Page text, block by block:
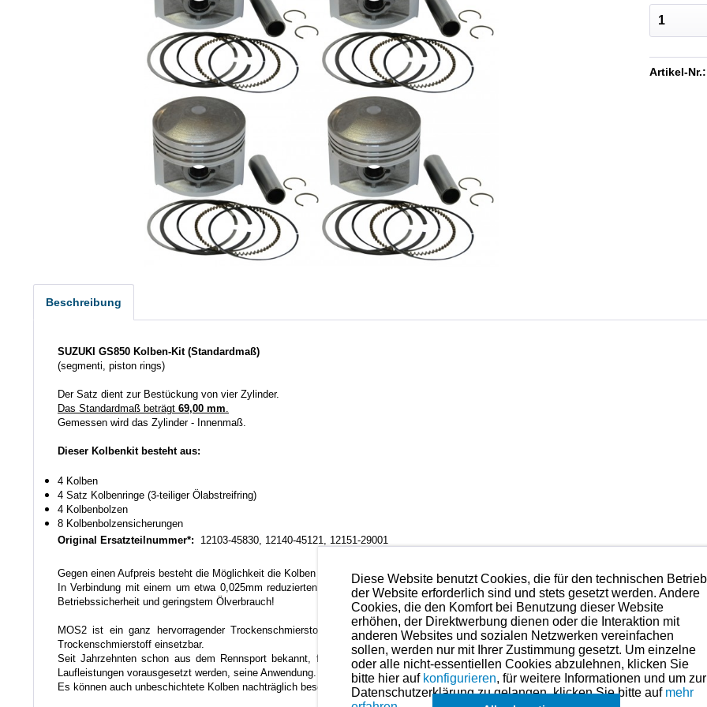
Artikel-Nr.:
Beschreibung
SUZUKI GS850 Kolben-Kit (Standardmaß)
(segmenti, piston rings)
Der Satz dient zur Bestückung von vier Zylinder.
Das Standardmaß beträgt 69,00 mm.
Gemessen wird das Zylinder - Innenmaß.
Dieser Kolbenkit besteht aus:
4 Kolben
4 Satz Kolbenringe (3-teiliger Ölabstreifring)
4 Kolbenbolzen
8 Kolbenbolzensicherungen
Original Ersatzteilnummer*: 12103-45830, 12140-45121, 12151-29001
Gegen einen Aufpreis besteht die Möglichkeit die Kolben noch nachträglich zu beschichten.
In Verbindung mit einem um etwa 0,025mm reduzierten Einbauspiel (durch die MOS2-Beschichtung möglich) ergibt sich damit die
Betriebssicherheit und geringstem Ölverbrauch!
MOS2 ist ein ganz hervorragender Trockenschmierstoff der auch Ölen als Schmierstoffverbesserer und für Notlaufeigenschaften
Trockenschmierstoff einsetzbar.
Seit Jahrzehnten schon aus dem Rennsport bekannt, findet diese Art der Beschichtung auch in der Serie bei qualitätsbewussten
Laufleistungen vorausgesetzt werden, seine Anwendung.
Es können auch unbeschichtete Kolben nachträglich beschichtet werden. Hier muss man jedoch mit einem Preis von ca. 40-60 Euro pro
Diese Website benutzt Cookies, die für den technischen Betrieb
der Website erforderlich sind und stets gesetzt werden. Andere
Cookies, die den Komfort bei Benutzung dieser Website
erhöhen, der Direktwerbung dienen oder die Interaktion mit
anderen Websites und sozialen Netzwerken vereinfachen
sollen, werden nur mit Ihrer Zustimmung gesetzt. Um einzelne
oder alle nicht-essentiellen Cookies abzulehnen, klicken Sie
bitte hier auf konfigurieren, für weitere Informationen und um zur
Datenschutzerklärung zu gelangen, klicken Sie bitte auf mehr